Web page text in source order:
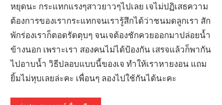
หยุดนะ กระแทกแรงๆสาวยาวๆไปเลย เจไม่ปฏิเสธความ
ต้องการของเรากระแทกจนเรารู้สึกได้ว่าชนมดลูกเรา สัก
พักร่องเราก็ตอดรัดตุบๆ จนเจต้องชักควยออกมาปล่อยน้ำ
ข้างนอก เพราะเรา สองคนไม่ได้ป้องกัน เสรจแล้วก็พากัน
ไปอาบน้ำ วิธีปลอบแบบนี้ของเจ ทำให้เราหายงอน แถม
ยิ้มไม่หุบเลยล่ะคะ เพื่อนๆ ลองไปใช้กันได้นะคะ